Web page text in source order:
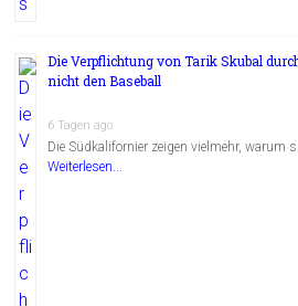
Die Verpflichtung von Tarik Skubal
nicht den Baseball
6 Tagen ago
Die Südkalifornier zeigen vielmehr, warum
Weiterlesen...